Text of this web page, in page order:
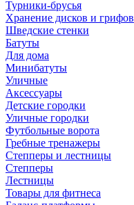
Турники-брусья
Хранение дисков и грифов
Шведские стенки
Батуты
Для дома
Минибатуты
Уличные
Аксессуары
Детские городки
Уличные городки
Футбольные ворота
Гребные тренажеры
Степперы и лестницы
Степперы
Лестницы
Товары для фитнеса